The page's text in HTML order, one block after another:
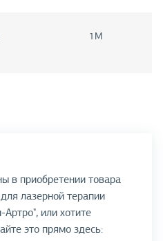
1М
в приобретении товара
лазерной терапии
или хотите
это прямо здесь: